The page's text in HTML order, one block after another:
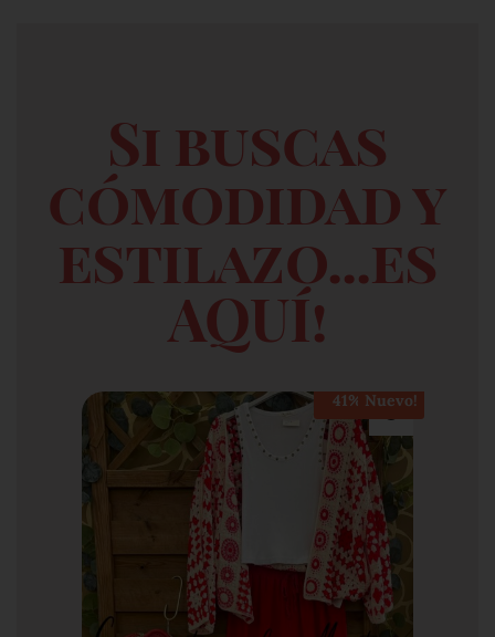
Si buscas
cómodidad y
estilazo...es
AQUÍ!
41% Nuevo!